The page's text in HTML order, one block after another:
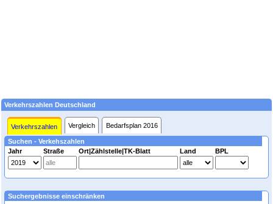
Verkehrszahlen Deutschland
Verkehrszahlen Vergleich Bedarfsplan 2016
Suchen - Verkehszahlen
Jahr
Straße Ort|Zählstelle|TK-Blatt Land BPL
Suchergebnisse einschränken